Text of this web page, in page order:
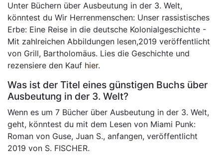
Unter Büchern über Ausbeutung in der 3. Welt,
könntest du Wir Herrenmenschen: Unser rassistisches
Erbe: Eine Reise in die deutsche Kolonialgeschichte -
Mit zahlreichen Abbildungen lesen,2019 veröffentlicht
von Grill, Bartholomäus. Lies die Geschichte und
rezensiere den Kauf hier.
Was ist der Titel eines günstigen Buchs über
Ausbeutung in der 3. Welt?
Wenn es um 7 Bücher über Ausbeutung in der 3. Welt,
geht, könntest du mit dem Lesen von Miami Punk:
Roman von Guse, Juan S., anfangen, veröffentlicht
2019 von S. FISCHER.